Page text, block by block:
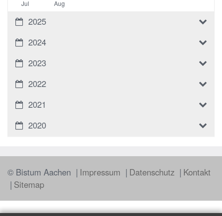
Jul
Aug
2025
2024
2023
2022
2021
2020
© Bistum Aachen Impressum Datenschutz
Kontakt
Sitemap